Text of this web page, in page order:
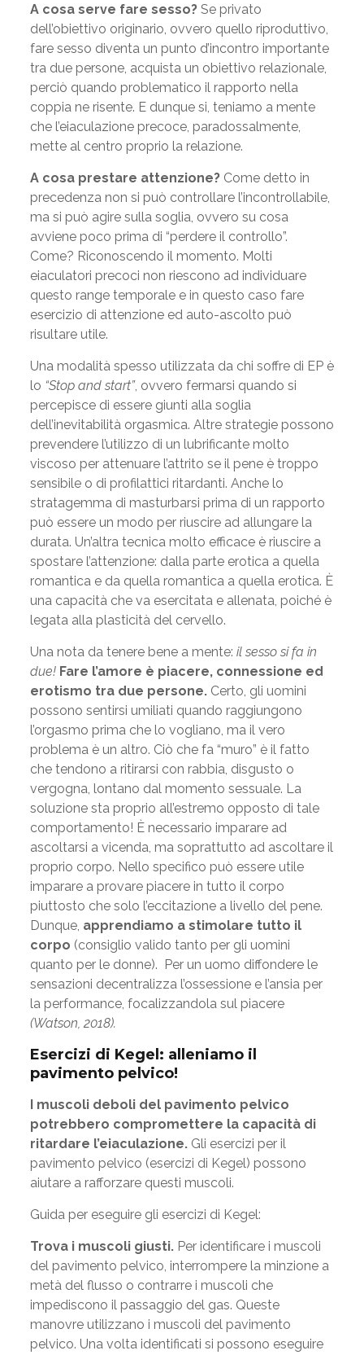
A cosa serve fare sesso?Se privato
dell’obiettivo originario, ovvero quello riproduttivo,
fare sesso diventa un punto d’incontro importante
tra due persone, acquista un obiettivo relazionale,
perciò quando problematico il rapporto nella
coppia ne risente. E dunque si, teniamo a mente
che l’eiaculazione precoce, paradossalmente,
mette al centro proprio la relazione.
A cosa prestare attenzione?Come detto in
precedenza non si può controllare l’incontrollabile,
ma si può agire sulla soglia, ovvero su cosa
avviene poco prima di “perdere il controllo”.
Come? Riconoscendo il momento. Molti
eiaculatori precoci non riescono ad individuare
questo range temporale e in questo caso fare
esercizio di attenzione ed auto-ascolto può
risultare utile.
Una modalità spesso utilizzata da chi soffre di EP è
lo “Stop and start”, ovvero fermarsi quando si
percepisce di essere giunti alla soglia
dell’inevitabilità orgasmica. Altre strategie possono
prevendere l’utilizzo di un lubrificante molto
viscoso per attenuare l’attrito se il pene è troppo
sensibile o di profilattici ritardanti. Anche lo
stratagemma di masturbarsi prima di un rapporto
può essere un modo per riuscire ad allungare la
durata. Un’altra tecnica molto efficace è riuscire a
spostare l’attenzione: dalla parte erotica a quella
romantica e da quella romantica a quella erotica. È
una capacità che va esercitata e allenata, poiché è
legata alla plasticità del cervello.
Una nota da tenere bene a mente: il sesso si fa in
due! Fare l’amore è piacere, connessione ed
erotismo tra due persone.Certo, gli uomini
possono sentirsi umiliati quando raggiungono
l’orgasmo prima che lo vogliano, ma il vero
problema è un altro. Ciò che fa “muro” è il fatto
che tendono a ritirarsi con rabbia, disgusto o
vergogna, lontano dal momento sessuale. La
soluzione sta proprio all’estremo opposto di tale
comportamento! È necessario imparare ad
ascoltarsi a vicenda, ma soprattutto ad ascoltare il
proprio corpo. Nello specifico può essere utile
imparare a provare piacere in tutto il corpo
piuttosto che solo l’eccitazione a livello del pene.
Dunque, apprendiamo a stimolare tutto il
corpo (consiglio valido tanto per gli uomini
quanto per le donne). Per un uomo diffondere le
sensazioni decentralizza l’ossessione e l’ansia per
la performance, focalizzandola sul piacere
(Watson, 2018).
Esercizi di Kegel: alleniamo il
pavimento pelvico!
I muscoli deboli del pavimento pelvico
potrebbero compromettere la capacità di
ritardare l’eiaculazione.Gli esercizi per il
pavimento pelvico (esercizi di Kegel) possono
aiutare a rafforzare questi muscoli.
Guida per eseguire gli esercizi di Kegel:
Trova i muscoli giusti.Per identificare i muscoli
del pavimento pelvico, interrompere la minzione a
metà del flusso o contrarre i muscoli che
impediscono il passaggio del gas. Queste
manovre utilizzano i muscoli del pavimento
pelvico. Una volta identificati si possono eseguire